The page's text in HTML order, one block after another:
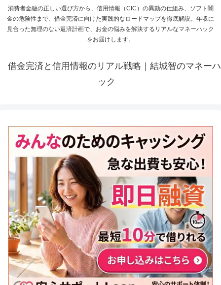
消費者金融の正しい選び方から、信用情報（CIC）の異動の仕組み、ソフト闇
金の危険性まで、借金完済に向けた実践的なロードマップを徹底解説。年収に
見合った無理のない返済計画で、お金の悩みを解決するリアルなマネーハック
をお届けします。
借金完済と信用情報のリアル戦略｜結城智のマネーハ
ック